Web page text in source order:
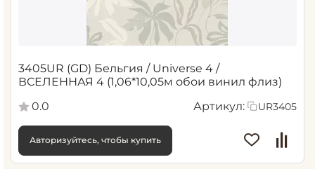
3405UR (GD) Бельгия / Universe 4 /
ВСЕЛЕННАЯ 4 (1,06*10,05м обои винил флиз)
0.0
Артикул: UR3405
Авторизуйтесь, чтобы купить